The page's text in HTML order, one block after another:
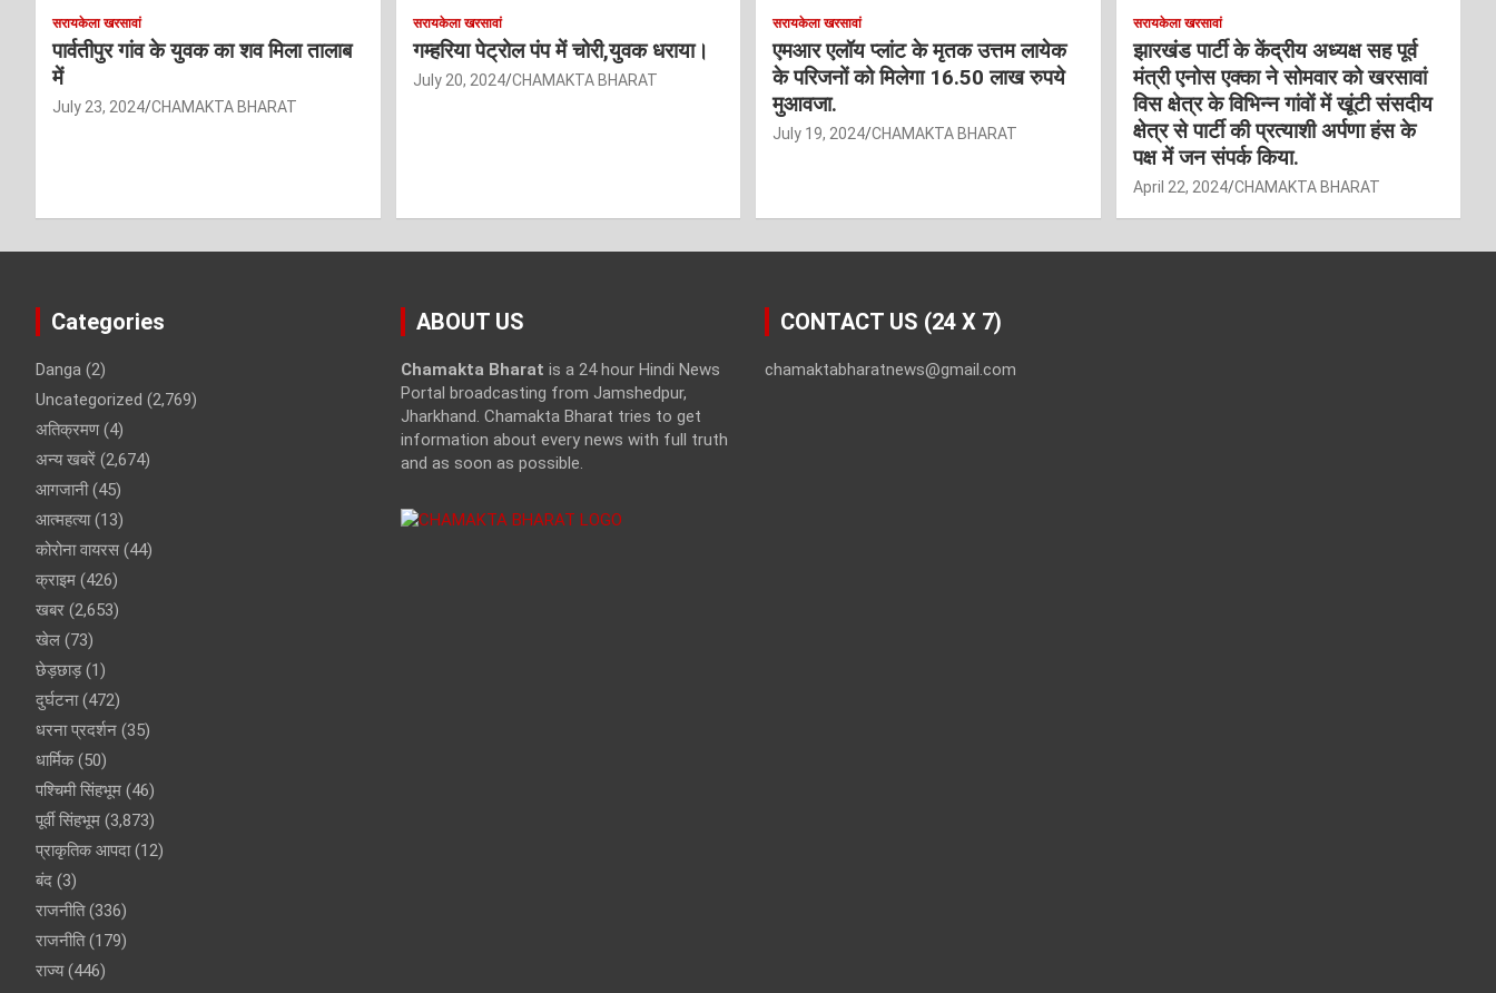
सरायकेला खरसावां
पार्वतीपुर गांव के युवक का शव मिला तालाब
में
July 23, 2024 CHAMAKTA BHARAT
सरायकेला खरसावां
गम्हरिया पेट्रोल पंप में चोरी,युवक धराया।
July 20, 2024 CHAMAKTA BHARAT
सरायकेला खरसावां
एमआर एलॉय प्लांट के मृतक उत्तम लायेक
के परिजनों को मिलेगा 16.50 लाख रुपये
मुआवजा.
July 19, 2024 CHAMAKTA BHARAT
सरायकेला खरसावां
झारखंड पार्टी के केंद्रीय अध्यक्ष सह पूर्व
मंत्री एनोस एक्का ने सोमवार को खरसावां
विस क्षेत्र के विभिन्न गांवों में खूंटी संसदीय
क्षेत्र से पार्टी की प्रत्याशी अर्पणा हंस के
पक्ष में जन संपर्क किया.
April 22, 2024 CHAMAKTA BHARAT
Categories
Danga (2)
Uncategorized (2,769)
अतिक्रमण(4)
अन्य खबरें (2,674)
आगजानी(45)
आत्महत्या(13)
कोरोना वायरस (44)
क्राइम (426)
खबर (2,653)
खेल (73)
छेड़छाड़(1)
दुर्घटना(472)
धरना प्रदर्शन (35)
धार्मिक(50)
पश्चिमी सिंहभूम (46)
पूर्वी सिंहभूम (3,873)
प्राकृतिक आपदा(12)
बंद (3)
राजनीति(336)
राजनीति(179)
राज्य(446)
ABOUT US
Chamakta Bharat is a 24 hour Hindi News
Portal broadcasting from Jamshedpur,
Jharkhand. Chamakta Bharat tries to get
information about every news with full truth
and as soon as possible.
CONTACT US (24 X 7)
chamaktabharatnews@gmail.com